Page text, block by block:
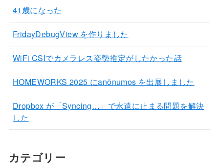
41歳になった
FridayDebugView を作りました
WiFi CSIでカメラレス姿勢推定がしたかった話
HOMEWORKS 2025 にanōnumos を出展しました
Dropbox が「Syncing…」で永遠に止まる問題を解決
した
カテゴリー